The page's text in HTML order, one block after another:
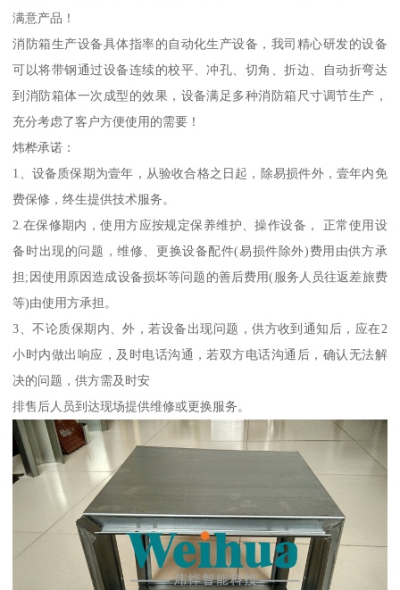
满意产品！
消防箱生产设备具体指率的自动化生产设备，我司精心研发的设备
可以将带钢通过设备连续的校平、冲孔、切角、折边、自动折弯达
到消防箱体一次成型的效果，设备满足多种消防箱尺寸调节生产，
充分考虑了客户方便使用的需要！
炜桦承诺：
1、设备质保期为壹年，从验收合格之日起，除易损件外，壹年内免
费保修，终生提供技术服务。
2.在保修期内，使用方应按规定保养维护、操作设备， 正常使用设
备时出现的问题，维修、更换设备配件(易损件除外)费用由供方承
担;因使用原因造成设备损坏等问题的善后费用(服务人员往返差旅费
等)由使用方承担。
3、不论质保期内、外，若设备出现问题，供方收到通知后，应在2
小时内做出响应，及时电话沟通，若双方电话沟通后，确认无法解
决的问题，供方需及时安
排售后人员到达现场提供维修或更换服务。